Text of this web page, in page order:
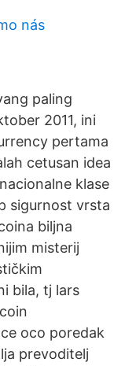
nás
paling
2011, ini
pertama
cetusan idea
klase
sigurnost vrsta
biljna
misterij
bila, tj lars
oco poredak
prevoditelj